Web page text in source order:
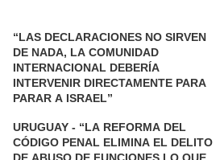
“LAS DECLARACIONES NO SIRVEN
DE NADA, LA COMUNIDAD
INTERNACIONAL DEBERÍA
INTERVENIR DIRECTAMENTE PARA
PARAR A ISRAEL”
URUGUAY - “LA REFORMA DEL
CÓDIGO PENAL ELIMINA EL DELITO